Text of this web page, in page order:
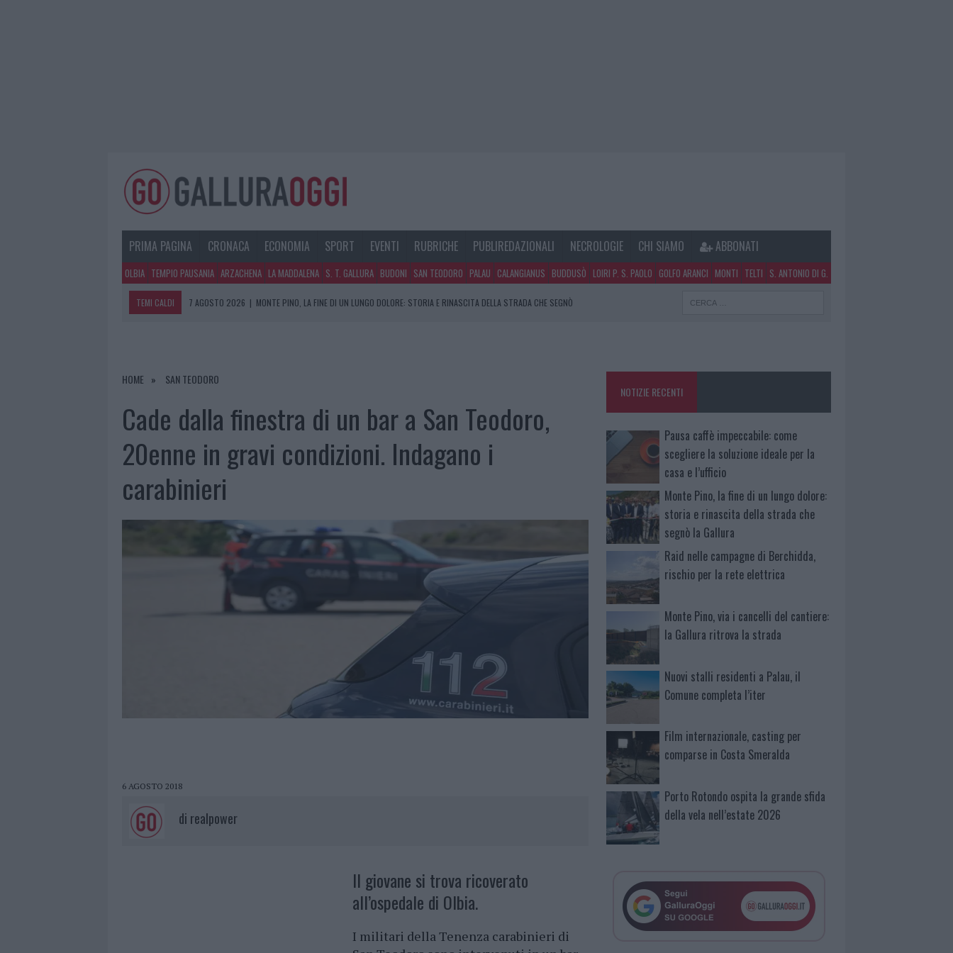
PRIMA PAGINA CRONACA ECONOMIA SPORT EVENTI RUBRICHE PUBLIREDAZIONALI NECROLOGIE CHI SIAMO ABBONATI
OLBIA TEMPIO PAUSANIA ARZACHENA LA MADDALENA S. T. GALLURA BUDONI SAN TEODORO PALAU CALANGIANUS BUDDUSÒ LOIRI P. S. PAOLO GOLFO ARANCI MONTI TELTI S. ANTONIO DI G.
TEMI CALDI 7 AGOSTO 2026 | MONTE PINO, LA FINE DI UN LUNGO DOLORE: STORIA E RINASCITA DELLA STRADA CHE SEGNÒ
7 AGOSTO 2026 | MONTE PINO, VIA I CANCELLI DEL CANTIERE: LA GALLURA RITROVA LA STRADA
7 AGOSTO 2026 | PAUSA CAFFÈ IMPECCABILE: COME SCEGLIERE LA SOLUZIONE IDEALE PER LA CASA E L’UFFICIO
HOME SAN TEODORO
Cade dalla finestra di un bar a San Teodoro,
20enne in gravi condizioni. Indagano i
carabinieri
6 AGOSTO 2018
di realpower
Il giovane si trova ricoverato
all’ospedale di Olbia.
I militari della Tenenza carabinieri di
NOTIZIE RECENTI
Pausa caffè impeccabile: come
scegliere la soluzione ideale per la
casa e l’ufficio
Monte Pino, la fine di un lungo dolore:
storia e rinascita della strada che
segnò la Gallura
Raid nelle campagne di Berchidda,
rischio per la rete elettrica
Monte Pino, via i cancelli del cantiere:
la Gallura ritrova la strada
Nuovi stalli residenti a Palau, il
Comune completa l’iter
Film internazionale, casting per
comparse in Costa Smeralda
Porto Rotondo ospita la grande sfida
della vela nell’estate 2026